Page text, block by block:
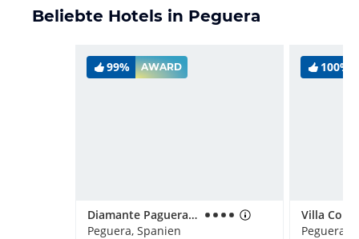
Beliebte Hotels in Peguera
99% AWARD
Diamante Paguera Boutique Hotel
Peguera, Spanien
100%
Peguera,